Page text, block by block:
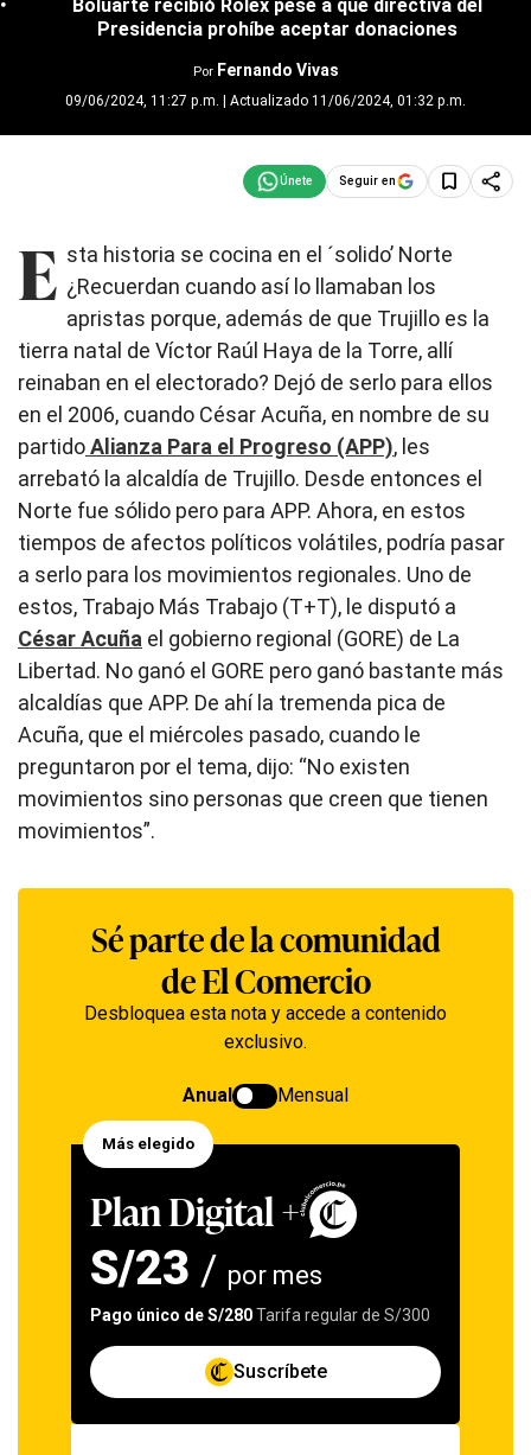
Boluarte recibió Rolex pese a que directiva del
Presidencia prohíbe aceptar donaciones
Por Fernando Vivas
09/06/2024, 11:27 p.m. | Actualizado 11/06/2024, 01:32 p.m.
Seguir en
E sta historia se cocina en el ´solido’ Norte
¿Recuerdan cuando así lo llamaban los
apristas porque, además de que Trujillo es la
tierra natal de Víctor Raúl Haya de la Torre, allí
reinaban en el electorado? Dejó de serlo para ellos
en el 2006, cuando César Acuña, en nombre de su
partidoAlianza Para el Progreso (APP), les
arrebató la alcaldía de Trujillo. Desde entonces el
Norte fue sólido pero para APP. Ahora, en estos
tiempos de afectos políticos volátiles, podría pasar
a serlo para los movimientos regionales. Uno de
estos, Trabajo Más Trabajo (T+T), le disputó a
César Acuña el gobierno regional (GORE) de La
Libertad. No ganó el GORE pero ganó bastante más
alcaldías que APP. De ahí la tremenda pica de
Acuña, que el miércoles pasado, cuando le
preguntaron por el tema, dijo: “No existen
movimientos sino personas que creen que tienen
movimientos”.